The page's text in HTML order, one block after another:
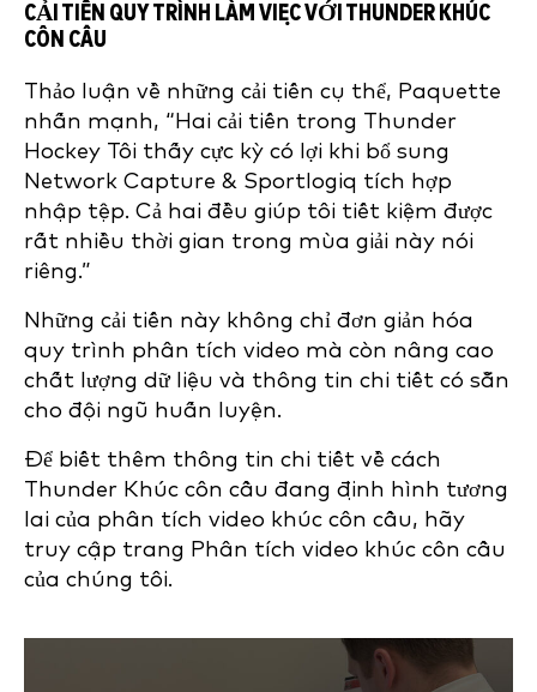
CẢI TIẾN QUY TRÌNH LÀM VIỆC VỚI THUNDER KHÚC
CÔN CẦU
Thảo luận về những cải tiến cụ thể, Paquette
nhấn mạnh, “Hai cải tiến trong Thunder
Hockey Tôi thấy cực kỳ có lợi khi bổ sung
Network Capture & Sportlogiq tích hợp
nhập tệp. Cả hai đều giúp tôi tiết kiệm được
rất nhiều thời gian trong mùa giải này nói
riêng.”
Những cải tiến này không chỉ đơn giản hóa
quy trình phân tích video mà còn nâng cao
chất lượng dữ liệu và thông tin chi tiết có sẵn
cho đội ngũ huấn luyện.
Để biết thêm thông tin chi tiết về cách
Thunder Khúc côn cầu đang định hình tương
lai của phân tích video khúc côn cầu, hãy
truy cập trang Phân tích video khúc côn cầu
của chúng tôi.